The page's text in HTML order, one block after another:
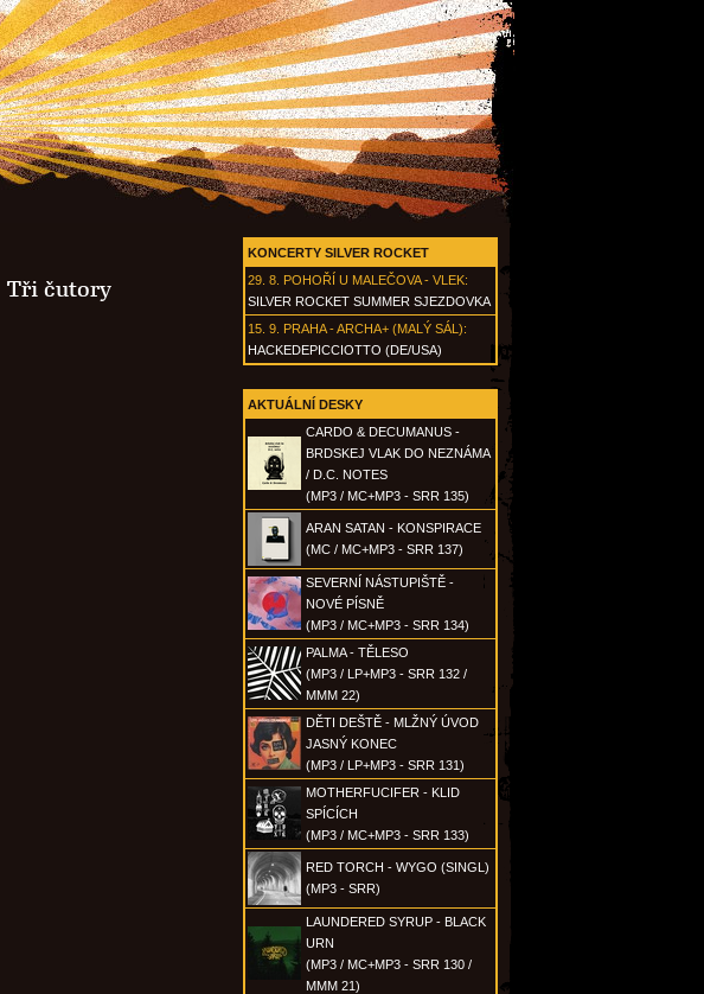
KONCERTY SILVER ROCKET
29. 8. POHOŘÍ U MALEČOVA - VLEK:
SILVER ROCKET SUMMER SJEZDOVKA
15. 9. PRAHA - ARCHA+ (MALÝ SÁL):
HACKEDEPICCIOTTO (DE/USA)
AKTUÁLNÍ DESKY
CARDO & DECUMANUS -
BRDSKEJ VLAK DO NEZNÁMA
/ D.C. NOTES
(MP3 / MC+MP3 - SRR 135)
ARAN SATAN - KONSPIRACE
(MC / MC+MP3 - SRR 137)
SEVERNÍ NÁSTUPIŠTĚ -
NOVÉ PÍSNĚ
(MP3 / MC+MP3 - SRR 134)
PALMA - TĚLESO
(MP3 / LP+MP3 - SRR 132 /
MMM 22)
DĚTI DEŠTĚ - MLŽNÝ ÚVOD
JASNÝ KONEC
(MP3 / LP+MP3 - SRR 131)
MOTHERFUCIFER - KLID
SPÍCÍCH
(MP3 / MC+MP3 - SRR 133)
RED TORCH - WYGO (SINGL)
(MP3 - SRR)
LAUNDERED SYRUP - BLACK
URN
(MP3 / MC+MP3 - SRR 130 /
MMM 21)
Tři čutory